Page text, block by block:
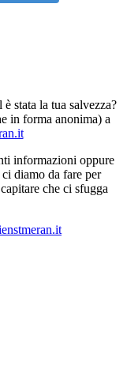
stata la tua salvezza?
in forma anonima) a
informazioni oppure
diamo da fare per
che ci sfugga